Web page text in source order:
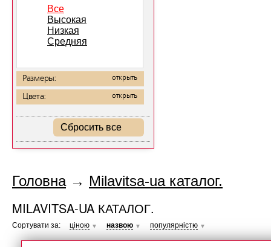
Все
Высокая
Низкая
Средняя
Размеры: открыть
Цвета: открыть
Сбросить все
Головна→ Milavitsa-ua каталог.
MILAVITSA-UA КАТАЛОГ.
Сортувати за: ціною ▼ назвою ▼ популярністю ▼